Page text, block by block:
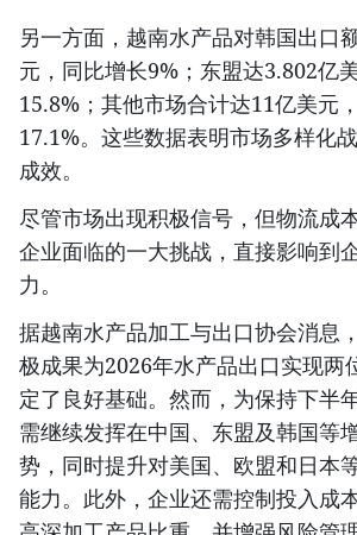
另一方面，越南水产品对韩国出口
元，同比增长9%；东盟达3.802亿
15.8%；其他市场合计达11亿美元
17.1%。这些数据表明市场多样化
成效。
尽管市场出现积极信号，但物流成
企业面临的一大挑战，直接影响到
力。
据越南水产品加工与出口协会消息
极成果为2026年水产品出口实现两
定了良好基础。然而，为保持下半
需继续发挥在中国、东盟及韩国等
势，同时提升对美国、欧盟和日本
能力。此外，企业还需控制投入成